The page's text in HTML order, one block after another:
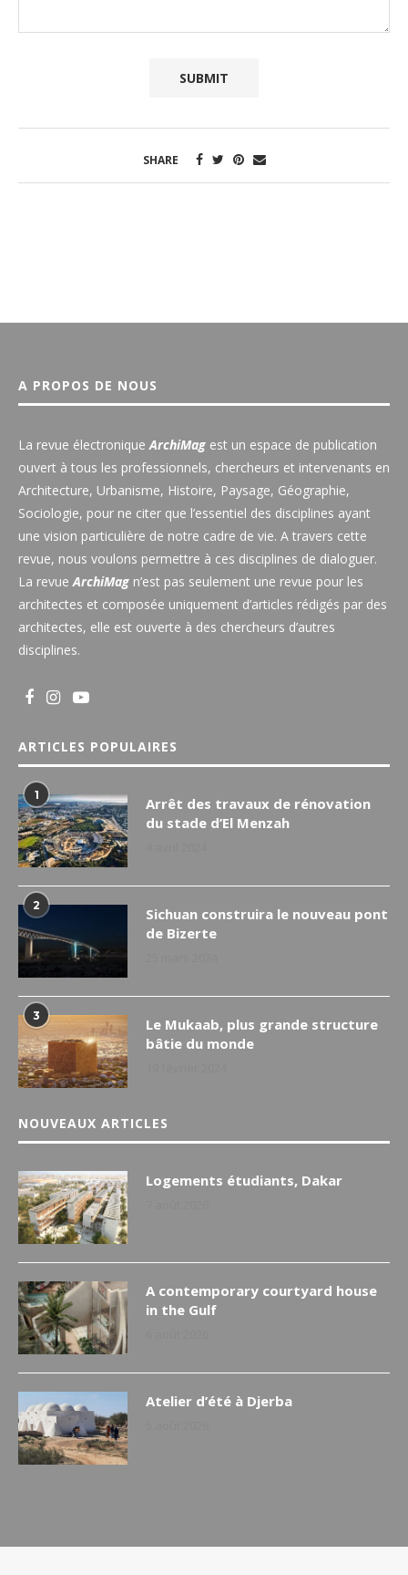
SHARE
A PROPOS DE NOUS
La revue électronique ArchiMag est un espace de publication
ouvert à tous les professionnels, chercheurs et intervenants en
Architecture, Urbanisme, Histoire, Paysage, Géographie,
Sociologie, pour ne citer que l’essentiel des disciplines ayant
une vision particulière de notre cadre de vie. A travers cette
revue, nous voulons permettre à ces disciplines de dialoguer.
La revue ArchiMag n’est pas seulement une revue pour les
architectes et composée uniquement d’articles rédigés par des
architectes, elle est ouverte à des chercheurs d’autres
disciplines.
ARTICLES POPULAIRES
1
Arrêt des travaux de rénovation
du stade d’El Menzah
2
Sichuan construira le nouveau pont
de Bizerte
3
Le Mukaab, plus grande structure
bâtie du monde
NOUVEAUX ARTICLES
Logements étudiants, Dakar
A contemporary courtyard house
in the Gulf
Atelier d’été à Djerba